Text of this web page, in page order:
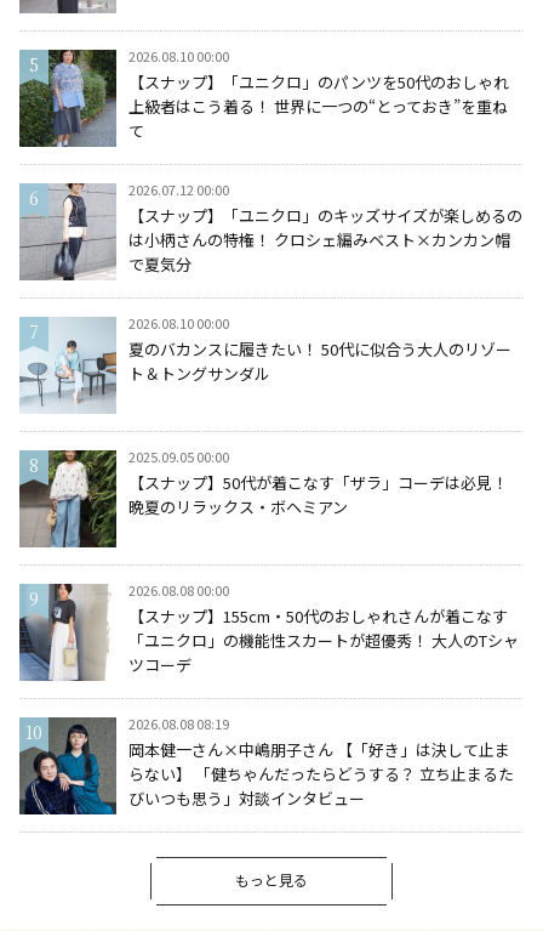
2026.08.10 00:00
【スナップ】「ユニクロ」のパンツを50代のおしゃれ
上級者はこう着る！ 世界に一つの“とっておき”を重ね
て
2026.07.12 00:00
【スナップ】「ユニクロ」のキッズサイズが楽しめるの
は小柄さんの特権！ クロシェ編みベスト×カンカン帽
で夏気分
2026.08.10 00:00
夏のバカンスに履きたい！ 50代に似合う大人のリゾー
ト＆トングサンダル
2025.09.05 00:00
【スナップ】50代が着こなす「ザラ」コーデは必見！
晩夏のリラックス・ボヘミアン
2026.08.08 00:00
【スナップ】155cm・50代のおしゃれさんが着こなす
「ユニクロ」の機能性スカートが超優秀！ 大人のTシャ
ツコーデ
2026.08.08 08:19
岡本健一さん×中嶋朋子さん 【「好き」は決して止ま
らない】 「健ちゃんだったらどうする？ 立ち止まるた
びいつも思う」対談インタビュー
もっと見る